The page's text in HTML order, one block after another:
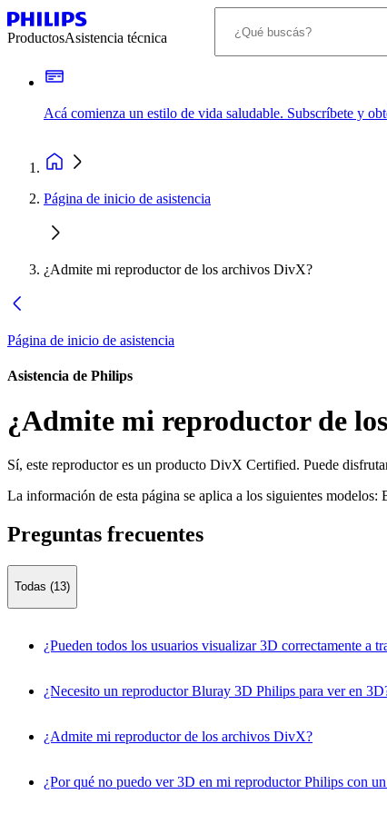
ProductosAsistencia técnica
Acá comienza un estilo de vida saludable. Subscríbete y
Página de inicio de asistencia
¿Admite mi reproductor de los archivos DivX?
Página de inicio de asistencia
Asistencia de Philips
¿Admite mi reproductor de
Sí, este reproductor es un producto DivX Certified. Puede
La información de esta página se aplica a los siguientes modelos:
Preguntas frecuentes
Todas (13)
¿Pueden todos los usuarios visualizar 3D correctamente a
¿Necesito un reproductor Bluray 3D Philips para ver en
¿Admite mi reproductor de los archivos DivX?
¿Por qué no puedo ver 3D en mi reproductor Philips con